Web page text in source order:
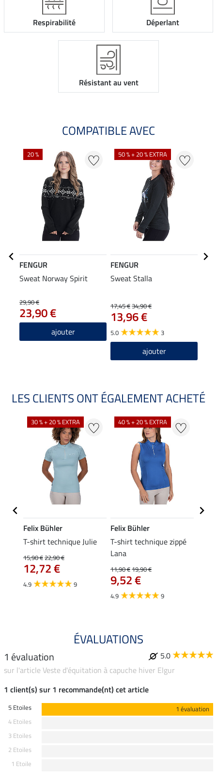
Respirabilité Déperlant
Résistant au vent
COMPATIBLE AVEC
20 %
FENGUR
Sweat Norway Spirit
29,90 €
23,90 €
ajouter
50 % + 20 % EXTRA
FENGUR
Sweat Stalla
17,45 €34,90 €
13,96 €
5.0 3
ajouter
LES CLIENTS ONT ÉGALEMENT ACHETÉ
30 % + 20 % EXTRA
Felix Bühler
T-shirt technique Julie
15,90 €22,90 €
12,72 €
4.9 9
40 % + 20 % EXTRA
Felix Bühler
T-shirt technique zippé
Lana
11,90 €19,90 €
9,52 €
4.9 9
ÉVALUATIONS
1 évaluation
5.0
sur l'article Veste d'équitation à capuche hiver Elgur
1 client(s) sur 1 recommande(nt) cet article
5 Etoiles
1 évaluation
4 Etoiles
3 Etoiles
2 Etoiles
1 Etoile